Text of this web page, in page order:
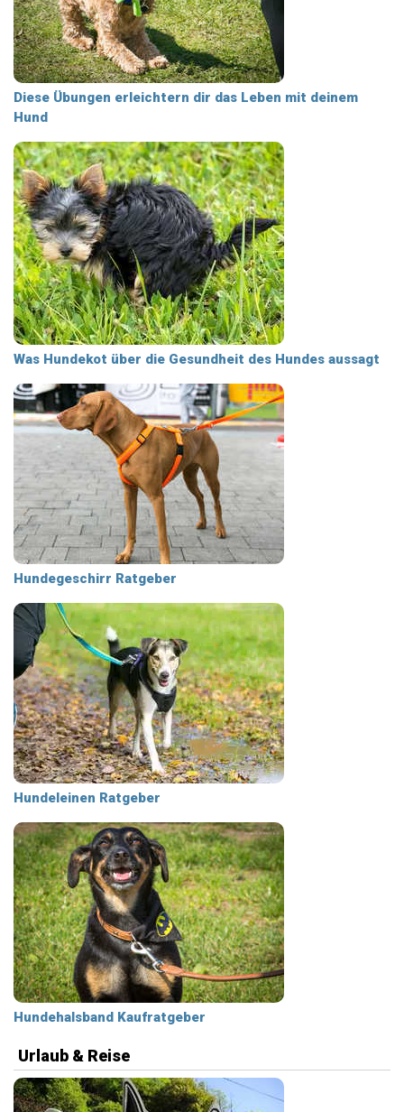
Diese Übungen erleichtern dir das Leben mit deinem
Hund
Was Hundekot über die Gesundheit des Hundes aussagt
Hundegeschirr Ratgeber
Hundeleinen Ratgeber
Hundehalsband Kaufratgeber
Urlaub & Reise